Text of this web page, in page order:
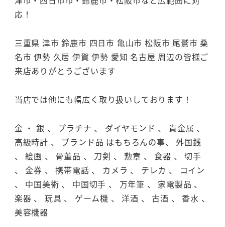
応！
三重県 津市 鈴鹿市 四日市 亀山市 松阪市 尾鷲市 桑
名市 伊勢 久居 伊賀 伊勢 愛知 名古屋 周辺の皆様ご
来店ありがとうございます
当店では他にも幅広く取り扱いしております！
金 ・ 銀 、 プラチナ 、 ダイヤモンド 、 貴金属 、
高級時計 、 ブランド品 はもちろんの事、 外国銭
、 絵画 、 骨董品 、 刀剣 、 勲章 、 食器 、 切手
、 金券 、 携帯電話 、 カメラ 、 テレカ 、 コイン
、 中国美術 、 中国切手 、 万年筆 、 家電製品 、
楽器 、 玩具 、 ゲーム機 、 洋酒 、 古酒 、 香水 、
美容機器